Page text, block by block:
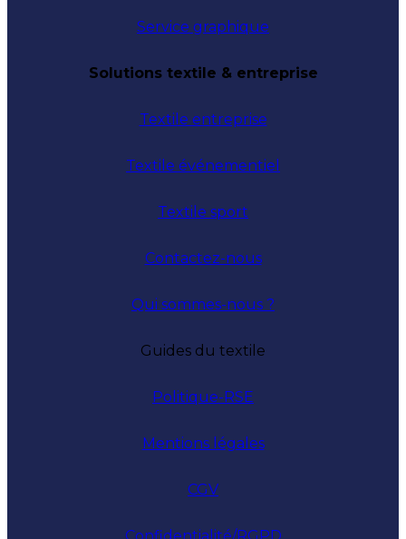
Service graphique
Solutions textile & entreprise
Textile entreprise
Textile événementiel
Textile sport
Contactez-nous
Qui sommes-nous ?
Guides du textile
Politique-RSE
Mentions légales
CGV